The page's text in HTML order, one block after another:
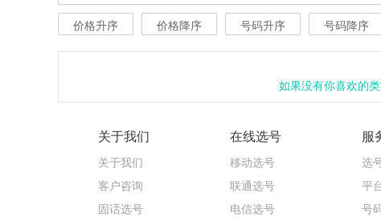
价格升序 价格降序 号码升序 号码降序
如果没有你喜欢的
关于我们
关于我们
客户咨询
固话选号
在线选号
移动选号
联通选号
电信选号
服
选
平
号